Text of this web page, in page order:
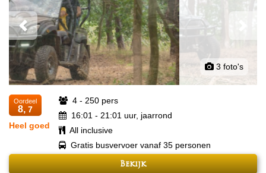
3 foto's
Previous
Oordeel
8, 7
Heel goed
4 - 250 pers
16:01 - 21:01 uur, jaarrond
All inclusive
Gratis busvervoer vanaf 35 personen
Bekijk